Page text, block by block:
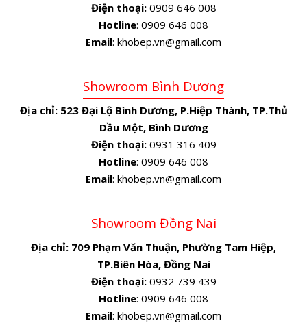
Điện thoại:0909 646 008
Hotline: 0909 646 008
Email: khobep.vn@gmail.com
Showroom Bình Dương
Địa chỉ: 523 Đại Lộ Bình Dương, P.Hiệp Thành, TP.Thủ
Dầu Một, Bình Dương
Điện thoại:0931 316 409
Hotline: 0909 646 008
Email: khobep.vn@gmail.com
Showroom Đồng Nai
Địa chỉ: 709 Phạm Văn Thuận, Phường Tam Hiệp,
TP.Biên Hòa, Đồng Nai
Điện thoại:0932 739 439
Hotline: 0909 646 008
Email: khobep.vn@gmail.com